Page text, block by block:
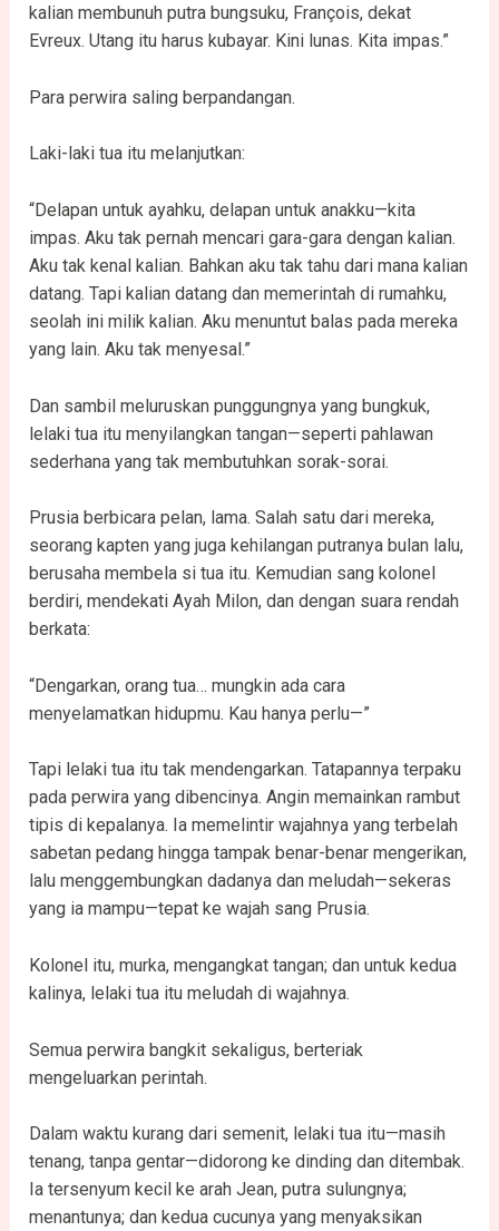
kalian membunuh putra bungsuku, François, dekat
Evreux. Utang itu harus kubayar. Kini lunas. Kita impas.”
Para perwira saling berpandangan.
Laki-laki tua itu melanjutkan:
“Delapan untuk ayahku, delapan untuk anakku—kita
impas. Aku tak pernah mencari gara-gara dengan kalian.
Aku tak kenal kalian. Bahkan aku tak tahu dari mana kalian
datang. Tapi kalian datang dan memerintah di rumahku,
seolah ini milik kalian. Aku menuntut balas pada mereka
yang lain. Aku tak menyesal.”
Dan sambil meluruskan punggungnya yang bungkuk,
lelaki tua itu menyilangkan tangan—seperti pahlawan
sederhana yang tak membutuhkan sorak-sorai.
Prusia berbicara pelan, lama. Salah satu dari mereka,
seorang kapten yang juga kehilangan putranya bulan lalu,
berusaha membela si tua itu. Kemudian sang kolonel
berdiri, mendekati Ayah Milon, dan dengan suara rendah
berkata:
“Dengarkan, orang tua… mungkin ada cara
menyelamatkan hidupmu. Kau hanya perlu—”
Tapi lelaki tua itu tak mendengarkan. Tatapannya terpaku
pada perwira yang dibencinya. Angin memainkan rambut
tipis di kepalanya. Ia memelintir wajahnya yang terbelah
sabetan pedang hingga tampak benar-benar mengerikan,
lalu menggembungkan dadanya dan meludah—sekeras
yang ia mampu—tepat ke wajah sang Prusia.
Kolonel itu, murka, mengangkat tangan; dan untuk kedua
kalinya, lelaki tua itu meludah di wajahnya.
Semua perwira bangkit sekaligus, berteriak
mengeluarkan perintah.
Dalam waktu kurang dari semenit, lelaki tua itu—masih
tenang, tanpa gentar—didorong ke dinding dan ditembak.
Ia tersenyum kecil ke arah Jean, putra sulungnya;
menantunya; dan kedua cucunya yang menyaksikan